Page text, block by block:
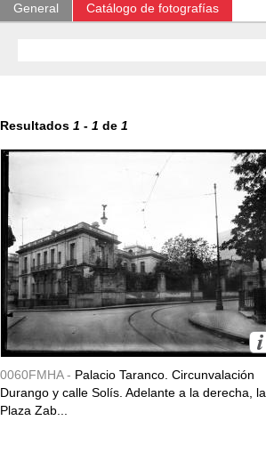
General Catálogo de fotografías
Resultados 1 - 1 de 1
0060FMHA - Palacio Taranco. Circunvalación
Durango y calle Solís. Adelante a la derecha, la
Plaza Zab...